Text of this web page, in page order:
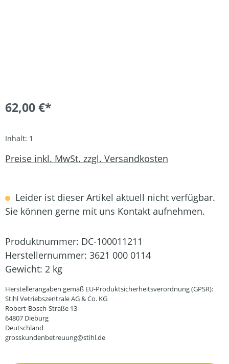
62,00 €*
Inhalt: 1
Preise inkl. MwSt. zzgl. Versandkosten
Leider ist dieser Artikel aktuell nicht verfügbar.
Sie können gerne mit uns Kontakt aufnehmen.
Produktnummer: DC-100011211
Herstellernummer: 3621 000 0114
Gewicht: 2 kg
Herstellerangaben gemäß EU-Produktsicherheitsverordnung (GPSR):
Stihl Vetriebszentrale AG & Co. KG
Robert-Bosch-Straße 13
64807 Dieburg
Deutschland
grosskundenbetreuung@stihl.de